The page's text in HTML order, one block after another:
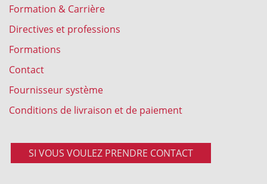
Formation & Carrière
Directives et professions
Formations
Contact
Fournisseur système
Conditions de livraison et de paiement
SI VOUS VOULEZ PRENDRE CONTACT